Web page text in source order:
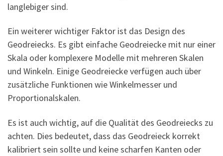
langlebiger sind.
Ein weiterer wichtiger Faktor ist das Design des
Geodreiecks. Es gibt einfache Geodreiecke mit nur einer
Skala oder komplexere Modelle mit mehreren Skalen
und Winkeln. Einige Geodreiecke verfügen auch über
zusätzliche Funktionen wie Winkelmesser und
Proportionalskalen.
Es ist auch wichtig, auf die Qualität des Geodreiecks zu
achten. Dies bedeutet, dass das Geodreieck korrekt
kalibriert sein sollte und keine scharfen Kanten oder